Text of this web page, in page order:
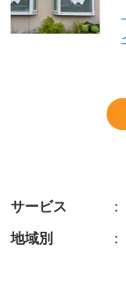
サービス
地域別